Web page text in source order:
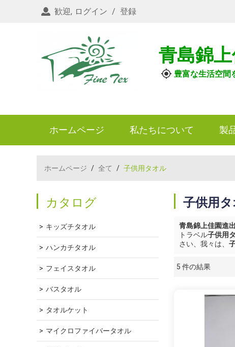
歓迎, ログイン / 登録
青島錦
豊富な生活空間
ホームページ 私たちについて 製
ホームページ / 全て / 子供用タオル
カタログ
キッズチタオル
ハンカチタオル
フェイスタオル
バスタオル
タオルケット
マイクロファイバータオル
子供用
青島錦上佳園進
トラベル子供用
さい、我々は、
5 件の結果